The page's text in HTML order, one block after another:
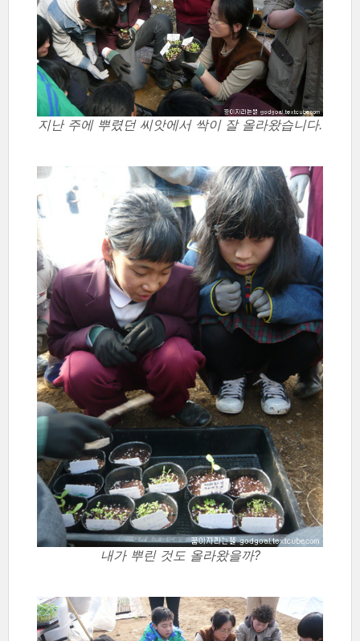
지난 주에 뿌렸던 씨앗에서 싹이 잘 올라왔습니다.
내가 뿌린 것도 올라왔을까?